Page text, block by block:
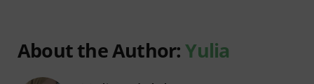
About the Author:Yulia